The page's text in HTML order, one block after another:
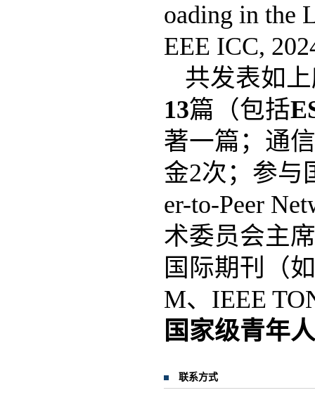
oading in the
EEE ICC,
共发表如
13篇（包括
著一篇；通
金2次；参与
er-to-Peer
术委员会主
国际期刊（
M、IEEE
国家级青年
联系方式